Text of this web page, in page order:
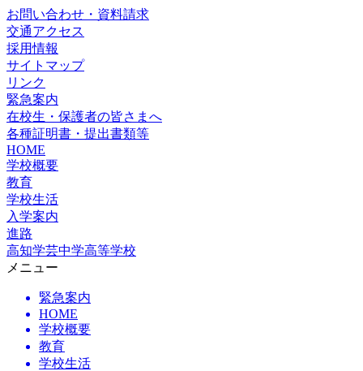
お問い合わせ・資料請求
交通アクセス
採用情報
サイトマップ
リンク
緊急案内
在校生・保護者の皆さまへ
各種証明書・提出書類等
HOME
学校概要
教育
学校生活
入学案内
進路
高知学芸中学高等学校
メニュー
緊急案内
HOME
学校概要
教育
学校生活